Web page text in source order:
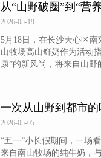
从“山野破圈”到“营
2026-05-19
5月18日，在长沙天心区
山牧场高山鲜奶作为活动
康”的新风尚，将来自山
一次从山野到都市
2026-05-05
“五一”小长假期间，一场
来自南山牧场的纯牛奶，